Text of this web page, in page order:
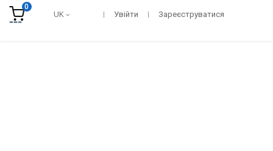
0
UK Увійти Зареєструватися